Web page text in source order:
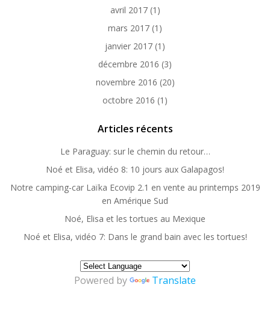
avril 2017(1)
mars 2017 (1)
janvier 2017 (1)
décembre 2016 (3)
novembre 2016 (20)
octobre 2016 (1)
Articles récents
Le Paraguay: sur le chemin du retour…
Noé et Elisa, vidéo 8: 10 jours aux Galapagos!
Notre camping-car Laïka Ecovip 2.1 en vente au printemps 2019
en Amérique Sud
Noé, Elisa et les tortues au Mexique
Noé et Elisa, vidéo 7: Dans le grand bain avec les tortues!
Powered by Translate